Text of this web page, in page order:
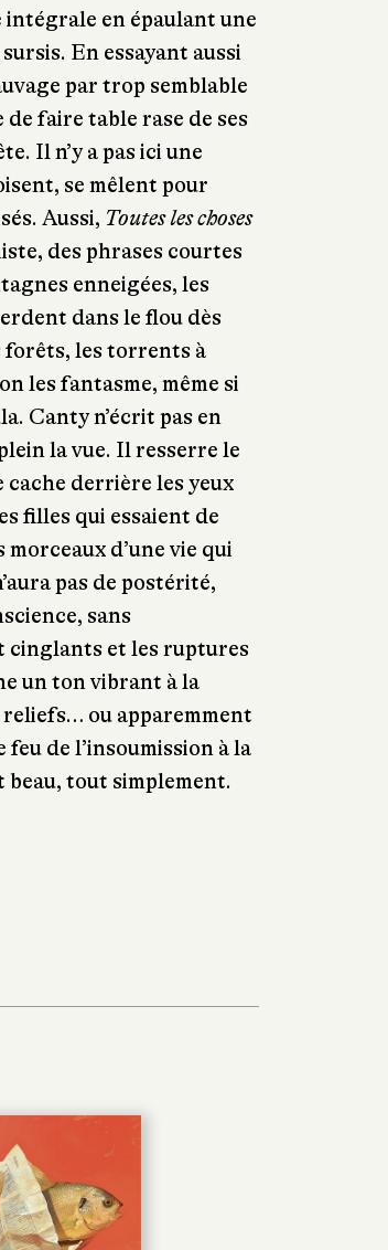
intégrale en épaulant une
En essayant aussi
par trop semblable
faire table rase de ses
Il n’y a pas ici une
se mêlent pour
Aussi, Toutes les choses
des phrases courtes
enneigées, les
dans le flou dès
forêts, les torrents à
les fantasme, même si
Canty n’écrit pas en
la vue. Il resserre le
cache derrière les yeux
filles qui essaient de
d’une vie qui
pas de postérité,
sans
cinglants et les ruptures
un ton vibrant à la
ou apparemment
de l’insoumission à la
beau, tout simplement.